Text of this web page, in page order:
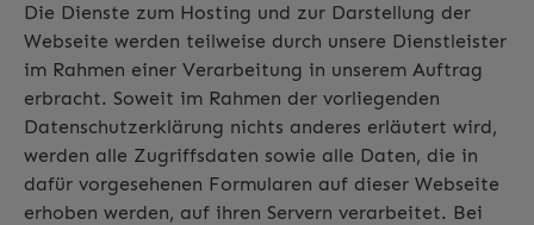
Die Dienste zum Hosting und zur Darstellung der
Webseite werden teilweise durch unsere Dienstleister
im Rahmen einer Verarbeitung in unserem Auftrag
erbracht. Soweit im Rahmen der vorliegenden
Datenschutzerklärung nichts anderes erläutert wird,
werden alle Zugriffsdaten sowie alle Daten, die in
dafür vorgesehenen Formularen auf dieser Webseite
erhoben werden, auf ihren Servern verarbeitet. Bei